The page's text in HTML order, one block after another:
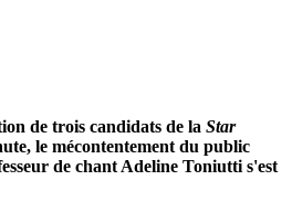
de trois candidats de la Star
le mécontentement du public
de chant Adeline Toniutti s'est